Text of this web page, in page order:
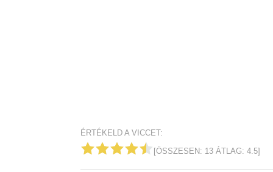
ÉRTÉKELD A VICCET:
[ÖSSZESEN: 13 ÁTLAG: 4.5]